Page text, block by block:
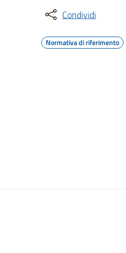
Condividi
Normativa di riferimento